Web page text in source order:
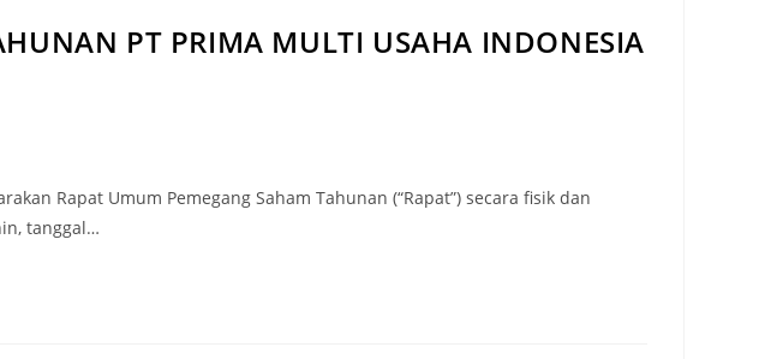
PT PRIMA MULTI USAHA INDONESIA
Rapat Umum Pemegang Saham Tahunan (“Rapat”) secara fisik dan
tanggal…